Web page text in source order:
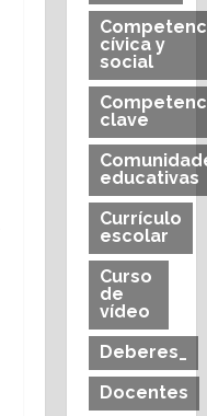
cívica y
social
clave
educativas
Currículo
escolar
Curso
de
vídeo
Deberes_
Docentes